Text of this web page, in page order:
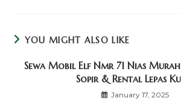
YOU MIGHT ALSO LIKE
Sewa Mobil Elf Nmr 71 Nias
Sopir & Rental Lepas
January 17, 2025